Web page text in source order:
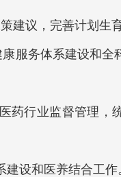
议，完善计划生育
服务体系建设和全
行业监督管理，
设和医养结合工作